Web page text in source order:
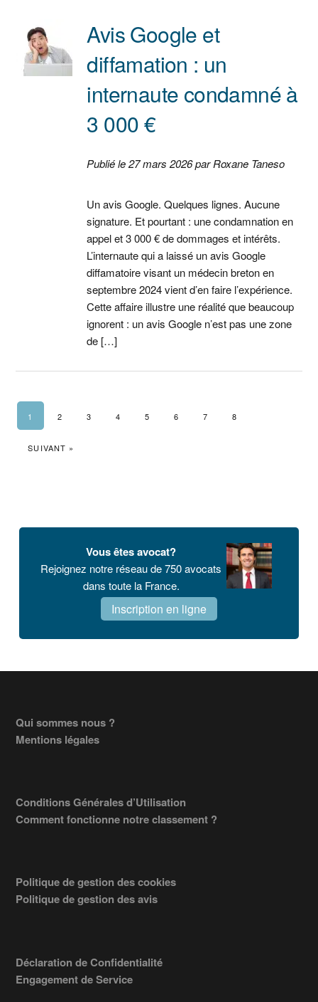
Avis Google et
diffamation : un
internaute condamné à
3 000 €
Publié le 27 mars 2026 par Roxane Taneso
Un avis Google. Quelques lignes. Aucune
signature. Et pourtant : une condamnation en
appel et 3 000 € de dommages et intérêts.
L’internaute qui a laissé un avis Google
diffamatoire visant un médecin breton en
septembre 2024 vient d’en faire l’expérience.
Cette affaire illustre une réalité que beaucoup
ignorent : un avis Google n’est pas une zone
de […]
1 2 3 4 5 6 7 8
SUIVANT »
latérale
principale
Vous êtes avocat?
Rejoignez notre réseau de 750 avocats
dans toute la France.
Inscription en ligne
Footer
Qui sommes nous ?
Mentions légales
Conditions Générales d’Utilisation
Comment fonctionne notre classement ?
Politique de gestion des cookies
Politique de gestion des avis
Déclaration de Confidentialité
Engagement de Service